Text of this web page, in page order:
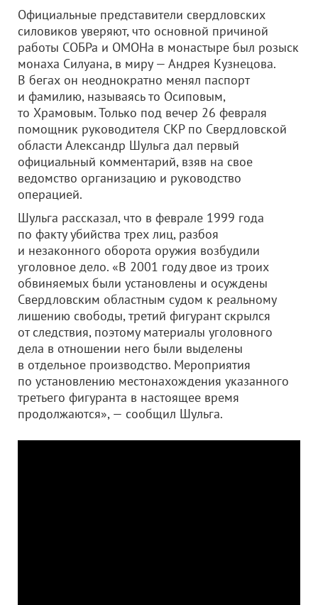
Официальные представители свердловских
силовиков уверяют, что основной причиной
работы СОБРа и ОМОНа в монастыре был розыск
монаха Силуана, в миру — Андрея Кузнецова.
В бегах он неоднократно менял паспорт
и фамилию, называясь то Осиповым,
то Храмовым. Только под вечер 26 февраля
помощник руководителя СКР по Свердловской
области Александр Шульга дал первый
официальный комментарий, взяв на свое
ведомство организацию и руководство
операцией.
Шульга рассказал, что в феврале 1999 года
по факту убийства трех лиц, разбоя
и незаконного оборота оружия возбудили
уголовное дело. «В 2001 году двое из троих
обвиняемых были установлены и осуждены
Свердловским областным судом к реальному
лишению свободы, третий фигурант скрылся
от следствия, поэтому материалы уголовного
дела в отношении него были выделены
в отдельное производство. Мероприятия
по установлению местонахождения указанного
третьего фигуранта в настоящее время
продолжаются», — сообщил Шульга.